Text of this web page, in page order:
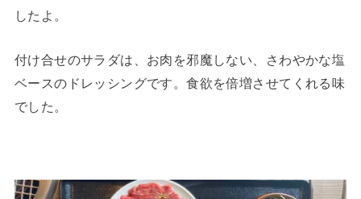
したよ。
付け合せのサラダは、お肉を邪魔しない、さわやかな塩
ベースのドレッシングです。食欲を倍増させてくれる味
でした。